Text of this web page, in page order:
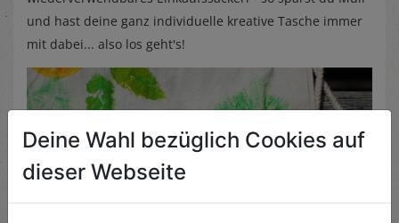
und hast deine ganz individuelle kreative Tasche immer
mit dabei... also los geht's!
Deine Wahl bezüglich Cookies auf
dieser Webseite